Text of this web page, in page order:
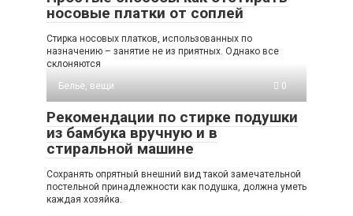
носовые платки от соплей
Стирка носовых платков, использованных по
назначению – занятие не из приятных. Однако все
склоняются
Белье, вещи
0
Рекомендации по стирке подушки
из бамбука вручную и в
стиральной машине
Сохранять опрятный внешний вид такой замечательной
постельной принадлежности как подушка, должна уметь
каждая хозяйка.